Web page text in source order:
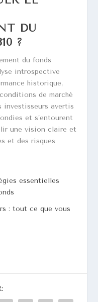
DU
?
du fonds
introspective
historique,
de marché
investisseurs avertis
et s’entourent
une vision claire et
et des risques
essentielles
: tout ce que vous